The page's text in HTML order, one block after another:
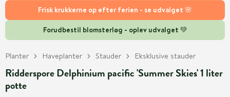
Frisk krukkerne op efter ferien - se udvalget 🌸
Forudbestil blomsterløg - oplev udvalget 💚
Planter Haveplanter Stauder Eksklusive stauder
Ridderspore Delphinium pacific 'Summer Skies' 1 liter
potte